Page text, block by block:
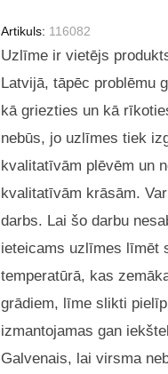
Artikuls: 116082
Uzlīme ir vietējs
Latvijā, tāpēc problēmu
kā griezties un kā
nebūs, jo uzlīmes tiek
kvalitatīvām plēvēm un
kvalitatīvām krāsām.
darbs. Lai šo darbu
ieteicams uzlīmes līmēt
temperatūrā, kas
grādiem, līme slikti
izmantojamas gan
Galvenais, lai virsma